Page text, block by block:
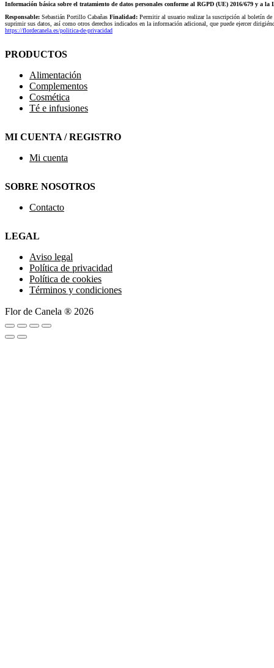
Información básica sobre el tratamiento de datos personales conforme al RGPD (UE) 2016/679 y a la
Responsable: Sebastián Portillo Cabañas Finalidad: Permitir al usuario realizar la suscripción al boletín
suprimir sus datos, así como otros derechos indicados en la información adicional, que puede ejercer
https://flordecanela.es/politica-de-privacidad
PRODUCTOS
Alimentación
Complementos
Cosmética
Té e infusiones
MI CUENTA / REGISTRO
Mi cuenta
SOBRE NOSOTROS
Contacto
LEGAL
Aviso legal
Política de privacidad
Política de cookies
Términos y condiciones
Flor de Canela ® 2026